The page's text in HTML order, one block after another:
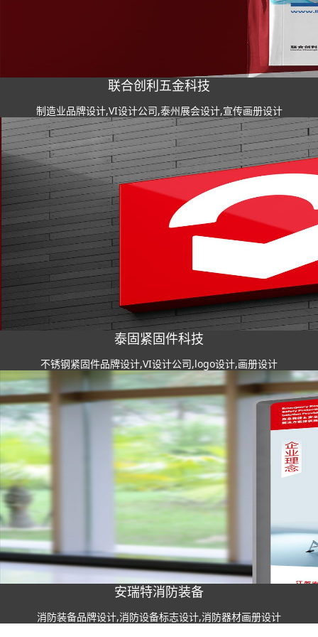
联合创利五金科技
制造业品牌设计,VI设计公司,泰州展会设计,宣传画册设计
泰固紧固件科技
不锈钢紧固件品牌设计,VI设计公司,logo设计,画册设计
安瑞特消防装备
消防装备品牌设计,消防设备标志设计,消防器材画册设计